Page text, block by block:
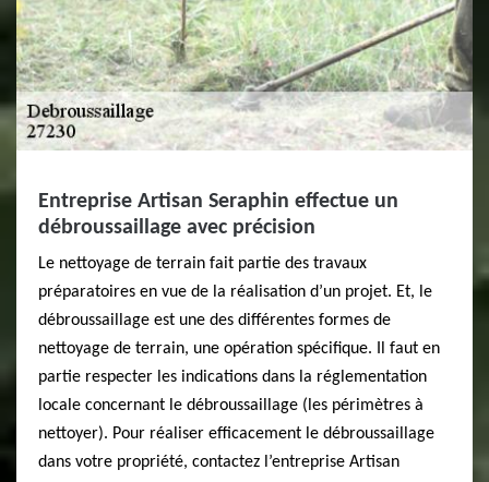
Entreprise Artisan Seraphin effectue un
débroussaillage avec précision
Le nettoyage de terrain fait partie des travaux
préparatoires en vue de la réalisation d’un projet. Et, le
débroussaillage est une des différentes formes de
nettoyage de terrain, une opération spécifique. Il faut en
partie respecter les indications dans la réglementation
locale concernant le débroussaillage (les périmètres à
nettoyer). Pour réaliser efficacement le débroussaillage
dans votre propriété, contactez l’entreprise Artisan